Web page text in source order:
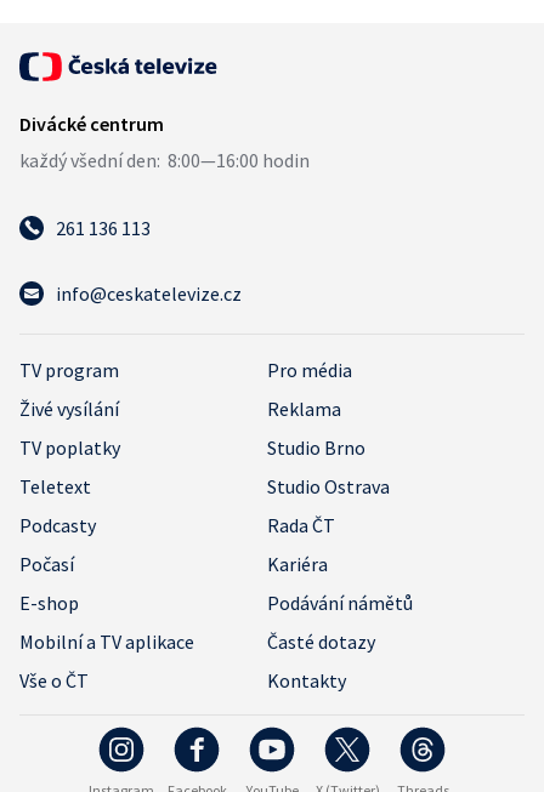
261 136 113
info@ceskatelevize.cz
TV program
Pro média
Živé vysílání
Reklama
TV poplatky
Studio Brno
Teletext
Studio Ostrava
Podcasty
Rada ČT
Počasí
Kariéra
E-shop
Podávání námětů
Mobilní a TV aplikace
Časté dotazy
Vše o ČT
Kontakty